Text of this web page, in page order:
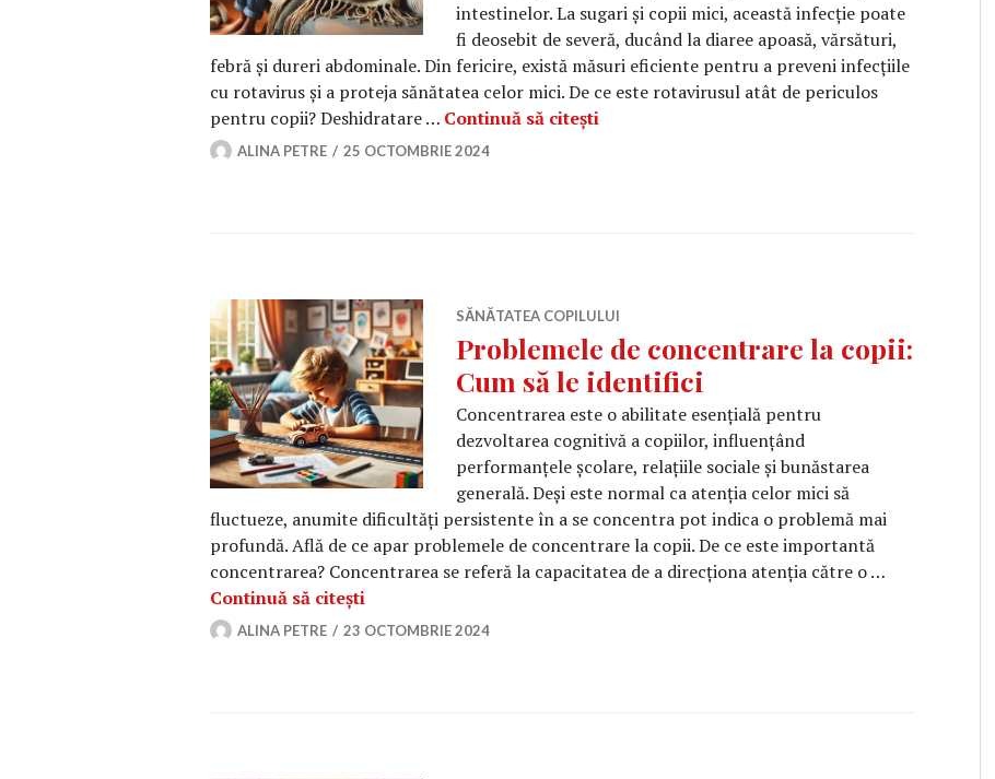
intestinelor. La sugari și copii mici, această infecție poate
fi deosebit de severă, ducând la diaree apoasă, vărsături,
febră și dureri abdominale. Din fericire, există măsuri eficiente pentru a preveni infecțiile
cu rotavirus și a proteja sănătatea celor mici. De ce este rotavirusul atât de periculos
pentru copii? Deshidratare … Continuă să citești
ALINA PETRE 25 OCTOMBRIE 2024
SĂNĂTATEA COPILULUI
Problemele de concentrare la copii:
Cum să le identifici
Concentrarea este o abilitate esențială pentru
dezvoltarea cognitivă a copiilor, influențând
performanțele școlare, relațiile sociale și bunăstarea
generală. Deși este normal ca atenția celor mici să
fluctueze, anumite dificultăți persistente în a se concentra pot indica o problemă mai
profundă. Află de ce apar problemele de concentrare la copii. De ce este importantă
concentrarea? Concentrarea se referă la capacitatea de a direcționa atenția către o …
Continuă să citești
ALINA PETRE 23 OCTOMBRIE 2024